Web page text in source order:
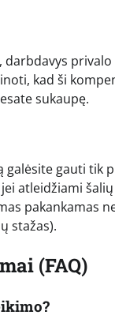
kad ši
sukaupę.
galėsite gauti
atleidžiami
pakankamas
stažas).
(FAQ)